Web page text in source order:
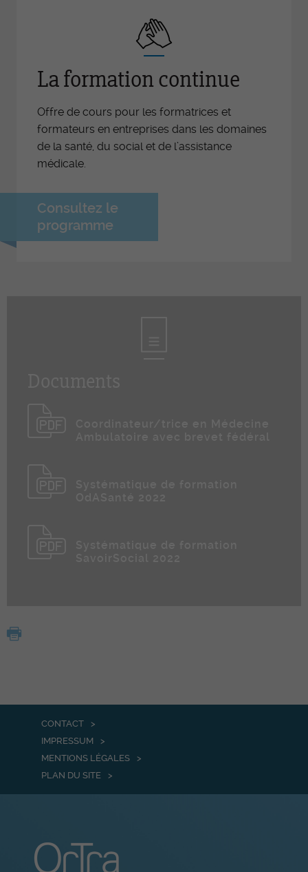
La formation continue
Offre de cours pour les formatrices et
formateurs en entreprises dans les domaines
de la santé, du social et de l’assistance
médicale.
Consultez le
programme
CONTACT
IMPRESSUM
MENTIONS LÉGALES
PLAN DU SITE